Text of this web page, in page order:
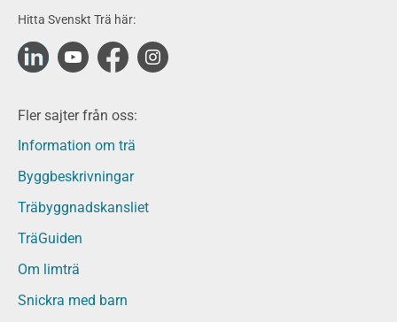
Konstruktionsvirke Fingerskarvat
Konstruktionsvirke Fingerskarvat Obehandlat
Limträ
Fanerträ
Fanerträ Obehandlat
Träpanel och Utvändig beklädnad Behandlat
Träpanel och utvändig beklädnad Obehandlat
Trägolv
Sågat virke
Hitta Svenskt Trä här:
Fler sajter från oss:
Information om trä
Byggbeskrivningar
Träbyggnadskansliet
TräGuiden
Om limträ
Snickra med barn